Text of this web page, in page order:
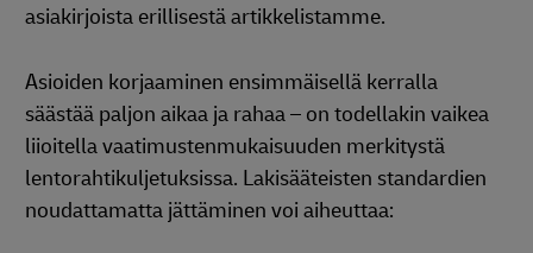
asiakirjoista erillisestä artikkelistamme.
Asioiden korjaaminen ensimmäisellä kerralla
säästää paljon aikaa ja rahaa – on todellakin vaikea
liioitella vaatimustenmukaisuuden merkitystä
lentorahtikuljetuksissa. Lakisääteisten standardien
noudattamatta jättäminen voi aiheuttaa: